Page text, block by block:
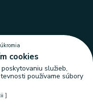
cookies
služieb,
používame súbory
]